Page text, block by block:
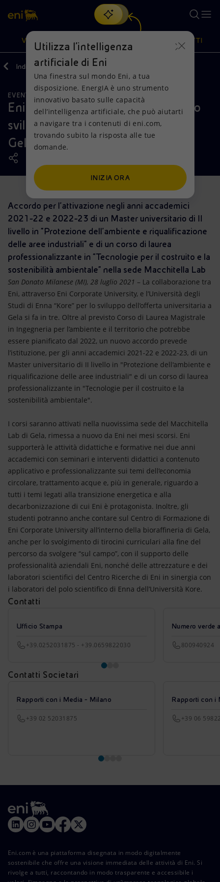
Cerca
scopri EnergIA, la nostra nuova soluzione di intelligenza
artificiale.
VISIONE
Visione
Mission e valori
Persone e Partnership
Net Zero
Modello satellitare
Energia accessibile
Innovazione
Scenari energetici
Azioni
Diversificazione energetica
Tecnologie per la transizione
Collaborazioni per l'innovazione
Attività nel mondo
PRODOTTI
Prodotti
Casa
Imprese
Mobilità
Indietro Media News
EVENTI
Eni e Università Kore, alleanza per lo
sviluppo di un polo universitario a
Gela
Accordo per l’attivazione negli anni accademici
2021-22 e 2022-23 di un Master universitario di II
livello in "Protezione dell'ambiente e riqualificazione
delle aree industriali" e di un corso di laurea
professionalizzante in "Tecnologie per il costruito e la
sostenibilità ambientale" nella sede Macchitella Lab
San Donato Milanese (MI), 28 luglio 2021 – La collaborazione tra
Eni, attraverso Eni Corporate University, e l’Università degli
Studi di Enna “Kore” per lo sviluppo dell’offerta universitaria a
Gela si fa in tre. Oltre al previsto Corso di Laurea Magistrale
in Ingegneria per l’ambiente e il territorio che potrebbe
essere pianificato dal 2022, un nuovo accordo prevede
l’istituzione, per gli anni accademici 2021-22 e 2022-23, di un
Master universitario di II livello in "Protezione dell'ambiente e
riqualificazione delle aree industriali" e di un corso di laurea
professionalizzante in "Tecnologie per il costruito e la
sostenibilità ambientale".
I corsi saranno attivati nella nuovissima sede del Macchitella
Lab di Gela, rimessa a nuovo da Eni nei mesi scorsi. Eni
supporterà le attività didattiche e formative nei due anni
accademici con seminari e interventi didattici a contenuto
applicativo e professionalizzante sui temi dell’economia
circolare, trattamento acque e, più in generale, riguardo a
tutti i temi legati alla transizione energetica e alla
decarbonizzazione di cui Eni è protagonista. Inoltre, gli
studenti potranno anche contare sul Centro di Formazione di
Eni Corporate University all’interno della bioraffineria di Gela,
anche per lo svolgimento di tirocini curriculari alla fine del
percorso da svolgere “sul campo”, con il supporto delle
professionalità aziendali Eni, nonché delle attrezzature e dei
laboratori scientifici del Centro Ricerche di Eni in sinergia con
i laboratori del polo scientifico di Enna dell’Università Kore.
Contatti
Ufficio Stampa
+39.0252031875 - +39.0659822030
Numero verde
800940924
Contatti Societari
Rapporti con i Media - Milano
+39 02 52031875
Rapporti con i
+39 06
Eni.com è una piattaforma disegnata in modo digitalmente
sostenibile che offre una visione immediata delle attività di Eni. Si
rivolge a tutti, raccontando in modo trasparente e accessibile i
Utilizza l'intelligenza
artificiale di Eni
Una finestra sul mondo Eni, a tua
disposizione. EnergIA è uno strumento
innovativo basato sulle capacità
dell’intelligenza artificiale, che può aiutarti
a navigare tra i contenuti di eni.com,
trovando subito la risposta alle tue
domande.
INIZIA ORA